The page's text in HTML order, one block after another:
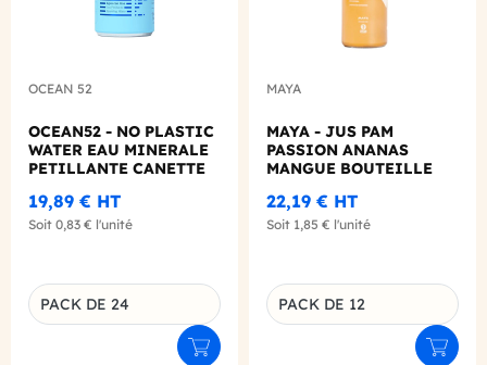
OCEAN 52
OCEAN52 - NO PLASTIC
WATER EAU MINERALE
PETILLANTE CANETTE
19,89 € HT
Soit 0,83 € l'unité
Déclinaison du produit
PACK DE 24
Ajouter au panier
MAYA
MAYA - JUS PAM
PASSION ANANAS
MANGUE BOUTEILLE
22,19 € HT
Soit 1,85 € l'unité
Déclinaison du produit
PACK DE 12